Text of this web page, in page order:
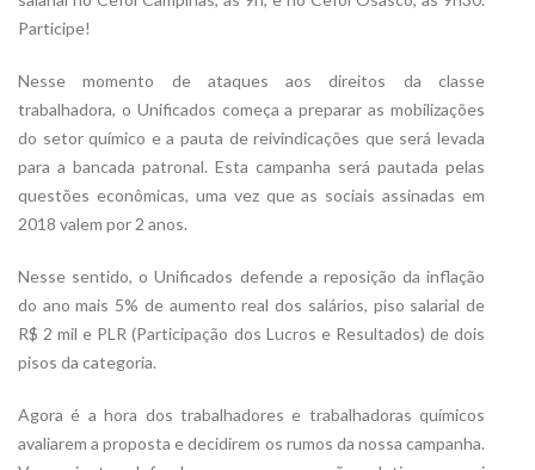
Participe!
Nesse momento de ataques aos direitos da classe
trabalhadora, o Unificados começa a preparar as mobilizações
do setor químico e a pauta de reivindicações que será levada
para a bancada patronal. Esta campanha será pautada pelas
questões econômicas, uma vez que as sociais assinadas em
2018 valem por 2 anos.
Nesse sentido, o Unificados defende a reposição da inflação
do ano mais 5% de aumento real dos salários, piso salarial de
R$ 2 mil e PLR (Participação dos Lucros e Resultados) de dois
pisos da categoria.
Agora é a hora dos trabalhadores e trabalhadoras químicos
avaliarem a proposta e decidirem os rumos da nossa campanha.